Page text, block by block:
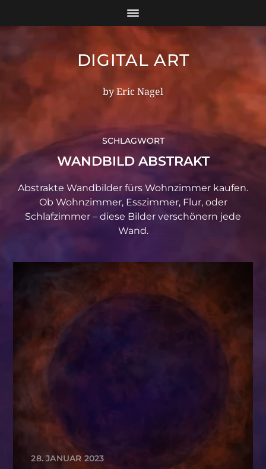
DIGITAL ART
by Eric Nagel
SCHLAGWORT
WANDBILD ABSTRAKT
Abstrakte Wandbilder fürs Wohnzimmer kaufen.
Ob Wohnzimmer, Esszimmer, Flur, oder
Schlafzimmer – diese Bilder verschönern jede
Wand.
28. JANUAR 2023